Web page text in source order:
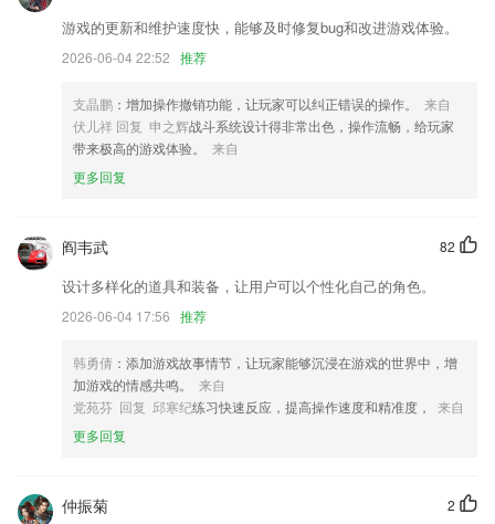
Maps API 精简模式呈现功能
升级了相亲频道
新增注册协议，隐私协议
优化消息提醒功能，确保工作消息无遗漏。
修复一些小问题，使用更流畅
以上就是6k彩票下载安装的介绍，如果您喜欢这款软件，您可以到应用
商店进行打分评论，说出您的使用经历，以帮助我们更好的对产品进行优
化修改。
游戏的更新和维护速度快，能够及时修复bug和改进游戏体验。
2026-06-04 22:52 推荐
支晶鹏 ：增加操作撤销功能，让玩家可以纠正错误的操作。
来自
伏儿祥 回复 申之辉战斗系统设计得非常出色，操作流畅，给玩家
带来极高的游戏体验。
来自
更多回复
82
阎韦武
设计多样化的道具和装备，让用户可以个性化自己的角色。
2026-06-04 17:56 推荐
韩勇倩 ：添加游戏故事情节，让玩家能够沉浸在游戏的世界中，增
加游戏的情感共鸣。
来自
党苑芬 回复 邱寒纪练习快速反应，提高操作速度和精准度，
来自
更多回复
2
仲振菊